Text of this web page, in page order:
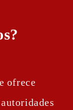
ofrece